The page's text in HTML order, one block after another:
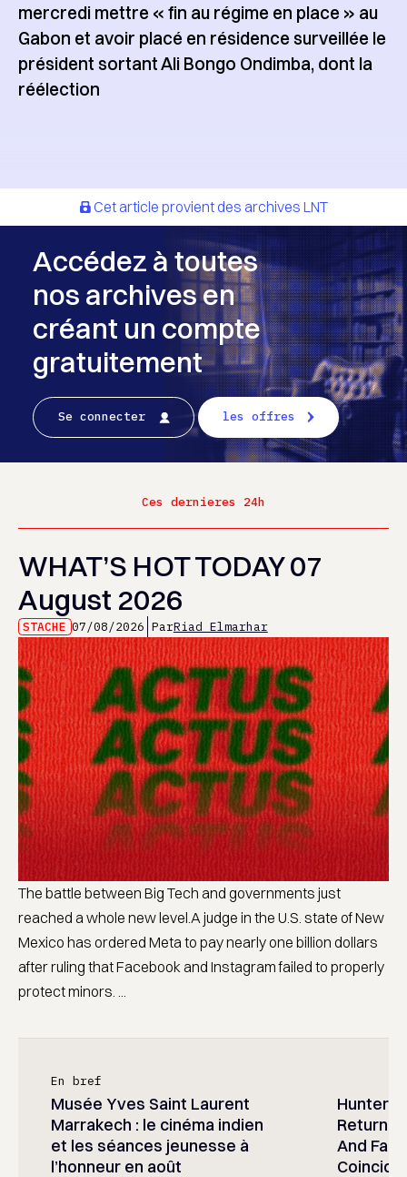
mercredi mettre « fin au régime en place » au
Gabon et avoir placé en résidence surveillée le
président sortant Ali Bongo Ondimba, dont la
réélection
Cet article provient des archives LNT
Accédez à toutes
nos archives en
créant un compte
gratuitement
Se connecter les offres
Ces dernieres 24h
WHAT’S HOT TODAY 07
August 2026
STACHE 07/08/2026 ParRiad Elmarhar
The battle between Big Tech and governments just
reached a whole new level.A judge in the U.S. state of New
Mexico has ordered Meta to pay nearly one billion dollars
after ruling that Facebook and Instagram failed to properly
protect minors. ...
En bref
Musée Yves Saint Laurent
Marrakech : le cinéma indien
et les séances jeunesse à
l’honneur en août
Hunter
And